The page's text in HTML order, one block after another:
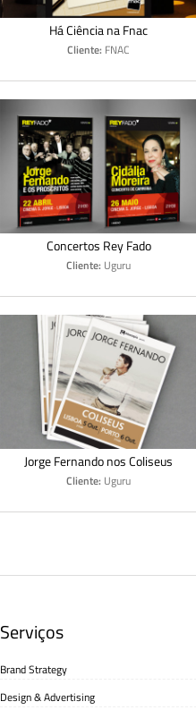
Há Ciência na Fnac
Cliente: FNAC
Concertos Rey Fado
Cliente: Uguru
Jorge Fernando nos Coliseus
Cliente: Uguru
Serviços
Brand Strategy
Design & Advertising